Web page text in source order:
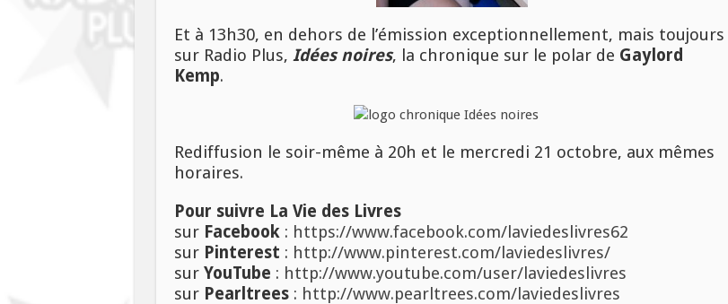
Et à 13h30, en dehors de l’émission exceptionnellement, mais toujours
sur Radio Plus, Idées noires, la chronique sur le polar de Gaylord
Kemp.
Rediffusion le soir-même à 20h et le mercredi 21 octobre, aux mêmes
horaires.
Pour suivre La Vie des Livres
sur Facebook : https://www.facebook.com/laviedeslivres62
sur Pinterest : http://www.pinterest.com/laviedeslivres/
sur YouTube : http://www.youtube.com/user/laviedeslivres
sur Pearltrees: http://www.pearltrees.com/laviedeslivres